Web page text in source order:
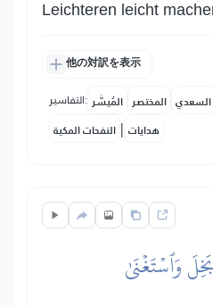
Leichteren leicht
他の対訳を表示
التفاسير: المُيسَّر المختصر السعدي
النفحات المكية | هدايات
وَٱسۡتَغۡنَىٰ